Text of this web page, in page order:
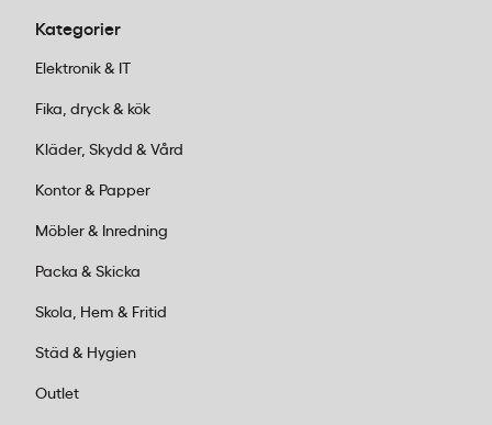
Kategorier
Elektronik & IT
Fika, dryck & kök
Kläder, Skydd & Vård
Kontor & Papper
Möbler & Inredning
Packa & Skicka
Skola, Hem & Fritid
Städ & Hygien
Outlet